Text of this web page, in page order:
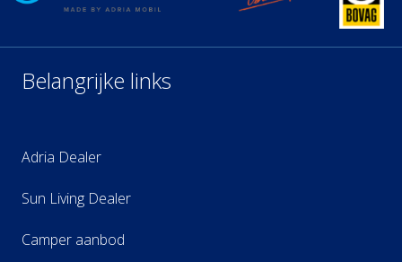
Belangrijke links
Adria Dealer
Sun Living Dealer
Camper aanbod